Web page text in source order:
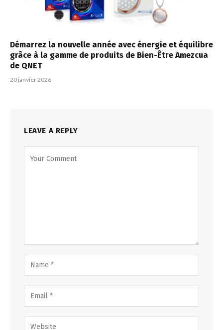
Démarrez la nouvelle année avec énergie et équilibre
grâce à la gamme de produits de Bien-Être Amezcua
de QNET
20 janvier 2026
LEAVE A REPLY